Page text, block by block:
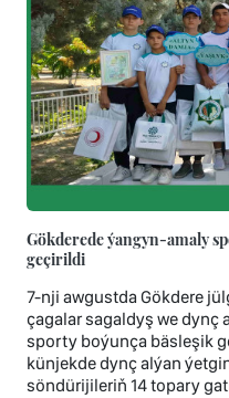
Gökderede ýangyn-amaly
geçirildi
7-nji awgustda Gökdere
çagalar sagaldyş we
sporty boýunça bäsleşik
künjekde dynç alýan
söndürijileriň 14 topary